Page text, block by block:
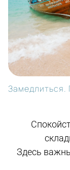
Замедлиться.
Здесь